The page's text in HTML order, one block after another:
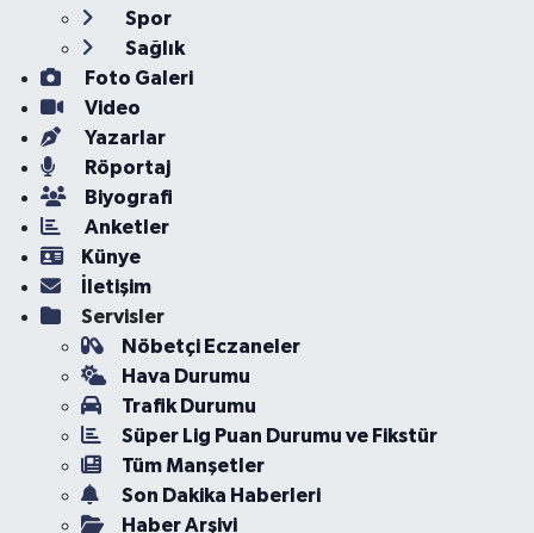
Spor
Sağlık
Foto Galeri
Video
Yazarlar
Röportaj
Biyografi
Anketler
Künye
İletişim
Servisler
Nöbetçi Eczaneler
Hava Durumu
Trafik Durumu
Süper Lig Puan Durumu ve Fikstür
Tüm Manşetler
Son Dakika Haberleri
Haber Arşivi